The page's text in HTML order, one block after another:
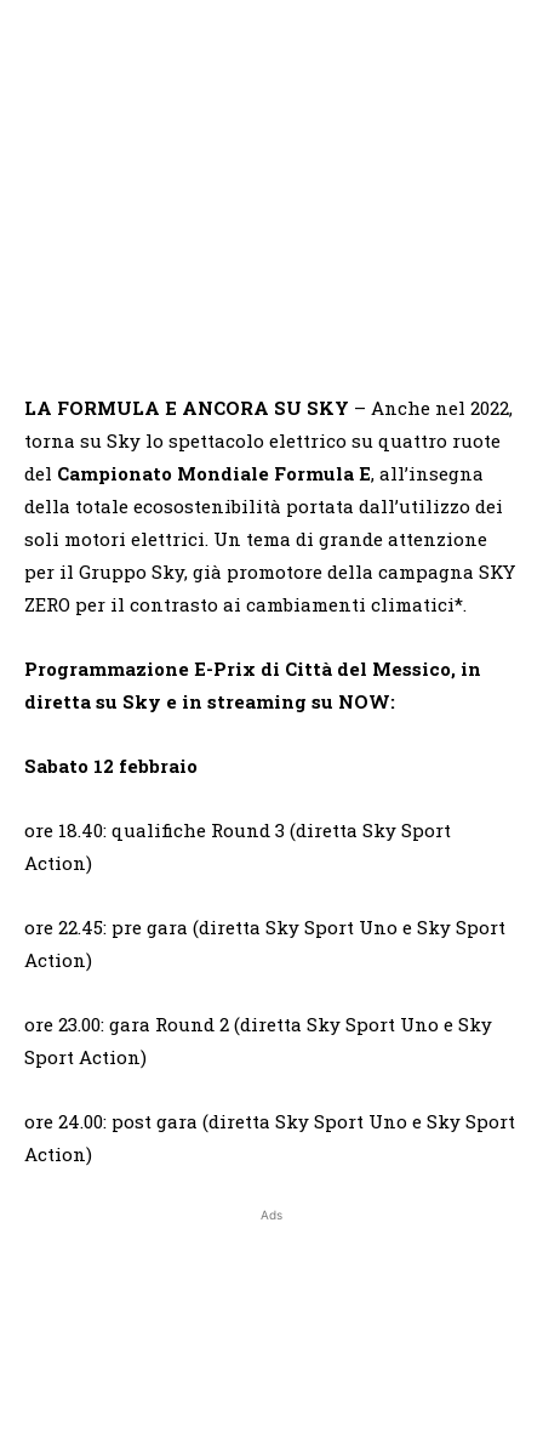
LA FORMULA E ANCORA SU SKY – Anche nel 2022,
torna su Sky lo spettacolo elettrico su quattro ruote
del Campionato Mondiale Formula E, all’insegna
della totale ecosostenibilità portata dall’utilizzo dei
soli motori elettrici. Un tema di grande attenzione
per il Gruppo Sky, già promotore della campagna SKY
ZERO per il contrasto ai cambiamenti climatici*.
Programmazione E-Prix di Città del Messico, in
diretta su Sky e in streaming su NOW:
Sabato 12 febbraio
ore 18.40: qualifiche Round 3 (diretta Sky Sport
Action)
ore 22.45: pre gara (diretta Sky Sport Uno e Sky Sport
Action)
ore 23.00: gara Round 2 (diretta Sky Sport Uno e Sky
Sport Action)
ore 24.00: post gara (diretta Sky Sport Uno e Sky Sport
Action)
Ads